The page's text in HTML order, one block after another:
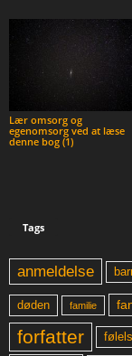
Lær omsorg og
egenomsorg ved at læse
denne bog (1)
Tags
anmeldelse
døden familie
forfatter